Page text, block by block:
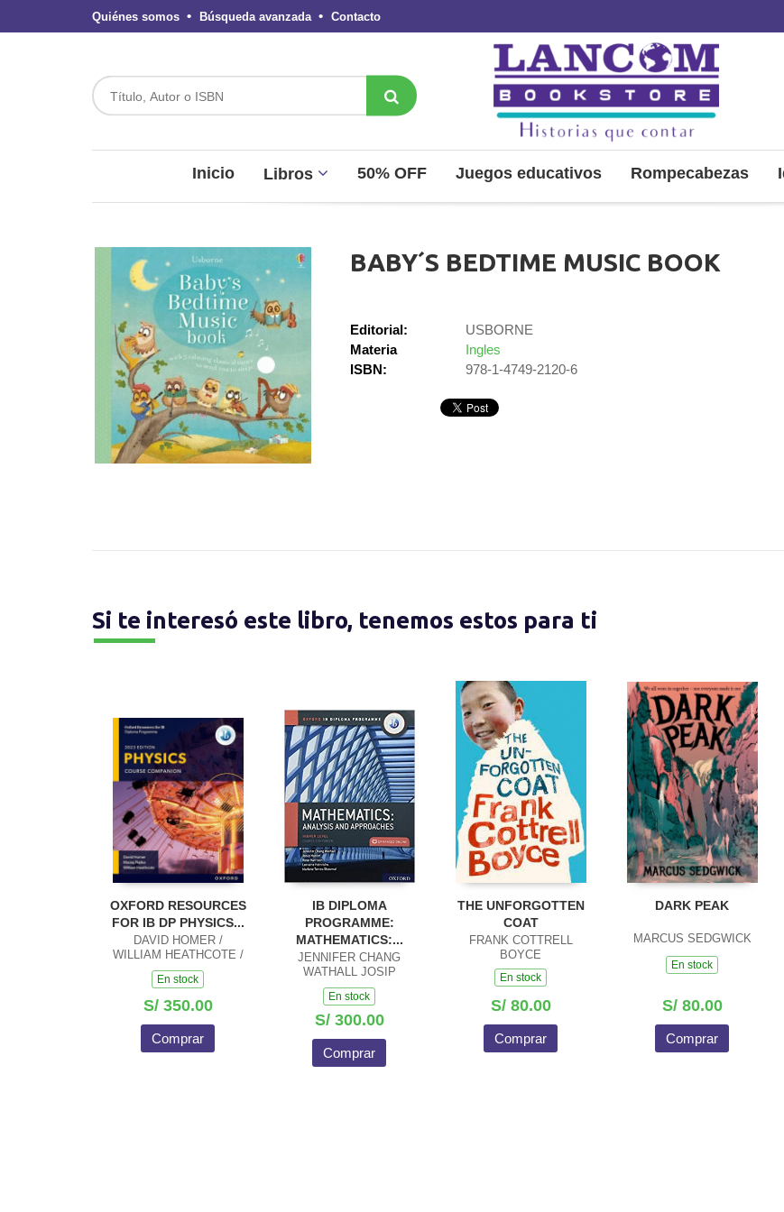
Quiénes somos Búsqueda avanzada Contacto
Inicio Libros 50% OFF Juegos educativos Rompecabezas
BABY´S BEDTIME MUSIC BOOK
Editorial:
USBORNE
Materia
Ingles
ISBN:
978-1-4749-2120-6
Si te interesó este libro, tenemos estos para ti
OXFORD RESOURCES
FOR IB DP PHYSICS...
DAVID HOMER /
WILLIAM HEATHCOTE /
MACIEJ PIETKA
En stock
S/ 350.00
Comprar
IB DIPLOMA
PROGRAMME:
MATHEMATICS:...
JENNIFER CHANG
WATHALL JOSIP
HARCET
En stock
S/ 300.00
Comprar
THE UNFORGOTTEN
COAT
FRANK COTTRELL
BOYCE
En stock
S/ 80.00
Comprar
DARK PEAK
MARCUS SEDGWICK
En stock
S/ 80.00
Comprar